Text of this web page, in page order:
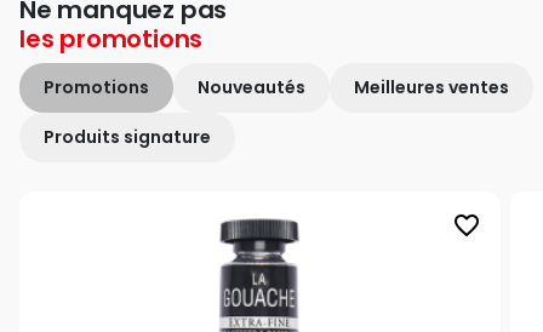
Ne manquez pas
les promotions
Promotions Nouveautés Meilleures ventes
Produits signature
favorite_border